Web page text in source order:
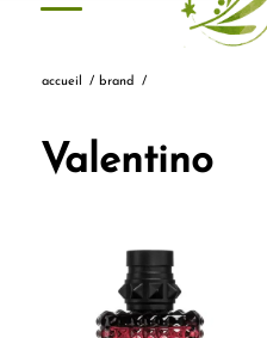
accueil / brand /
Valentino